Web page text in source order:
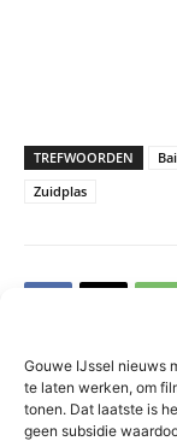
Gouwe IJssel nieuws
te laten werken, om
tonen. Dat laatste is
geen subsidie
TREFWOORDEN
Zuidplas
Gerelateerd